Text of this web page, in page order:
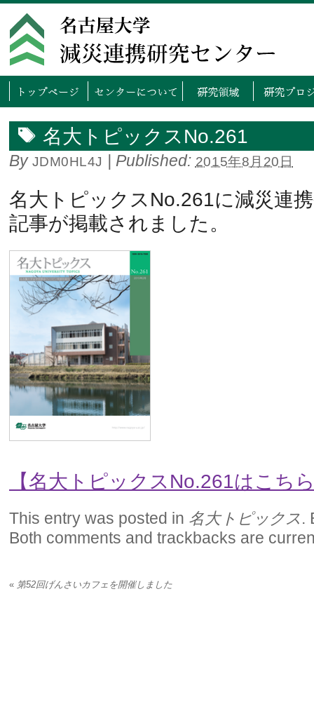
トップページ センタ
名大トピックスNo.261
By JDM0HL4J | Published: 2015年8月20日
名大トピックスNo.261に減災連
記事が掲載されました。
【名大トピックスNo.261はこち
This entry was posted in 名大トピックス.
Both comments and trackbacks are
«第52回げんさいカフェを開催しました